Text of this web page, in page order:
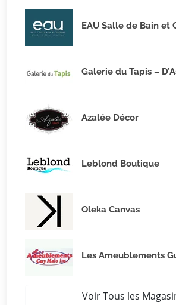
EAU Salle de Bain et
Galerie du Tapis –
Azalée Décor
Leblond Boutique
Oleka Canvas
Les Ameublements
Voir Tous les